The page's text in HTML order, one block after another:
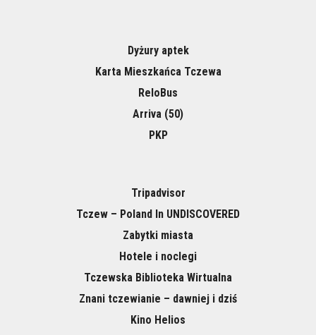
Dyżury aptek
Karta Mieszkańca Tczewa
ReloBus
Arriva (50)
PKP
Tripadvisor
Tczew – Poland In UNDISCOVERED
Zabytki miasta
Hotele i noclegi
Tczewska Biblioteka Wirtualna
Znani tczewianie – dawniej i dziś
Kino Helios